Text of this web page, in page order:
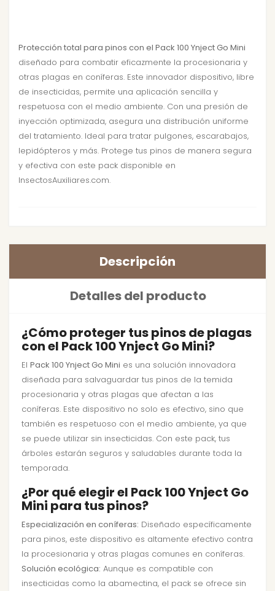
Protección total para pinos con el Pack 100 Ynject Go Mini
diseñado para combatir eficazmente la procesionaria y
otras plagas en coníferas. Este innovador dispositivo, libre
de insecticidas, permite una aplicación sencilla y
respetuosa con el medio ambiente. Con una presión de
inyección optimizada, asegura una distribución uniforme
del tratamiento. Ideal para tratar pulgones, escarabajos,
lepidópteros y más. Protege tus pinos de manera segura
y efectiva con este pack disponible en
InsectosAuxiliares.com.
Descripción
Detalles del producto
¿Cómo proteger tus pinos de plagas
con el Pack 100 Ynject Go Mini?
El Pack 100 Ynject Go Mini es una solución innovadora
diseñada para salvaguardar tus pinos de la temida
procesionaria y otras plagas que afectan a las
coníferas. Este dispositivo no solo es efectivo, sino que
también es respetuoso con el medio ambiente, ya que
se puede utilizar sin insecticidas. Con este pack, tus
árboles estarán seguros y saludables durante toda la
temporada.
¿Por qué elegir el Pack 100 Ynject Go
Mini para tus pinos?
Especialización en coníferas: Diseñado específicamente
para pinos, este dispositivo es altamente efectivo contra
la procesionaria y otras plagas comunes en coníferas.
Solución ecológica: Aunque es compatible con
insecticidas como la abamectina, el pack se ofrece sin